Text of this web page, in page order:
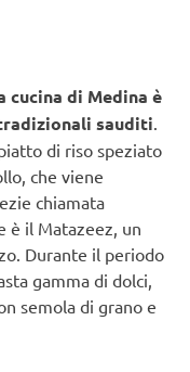
cucina di Medina è
sauditi.
di riso speziato
che viene
chiamata
è il Matazeez, un
Durante il periodo
gamma di dolci,
semola di grano e